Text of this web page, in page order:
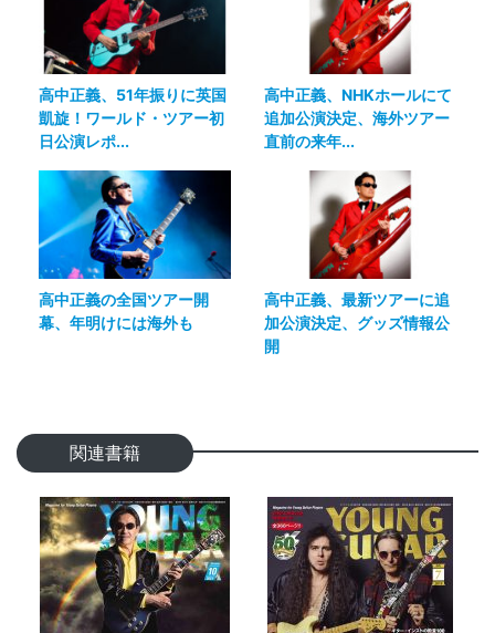
高中正義、51年振りに英国
凱旋！ワールド・ツアー初
日公演レポ...
高中正義、NHKホールにて
追加公演決定、海外ツアー
直前の来年...
高中正義の全国ツアー開
幕、年明けには海外も
高中正義、最新ツアーに追
加公演決定、グッズ情報公
開
関連書籍